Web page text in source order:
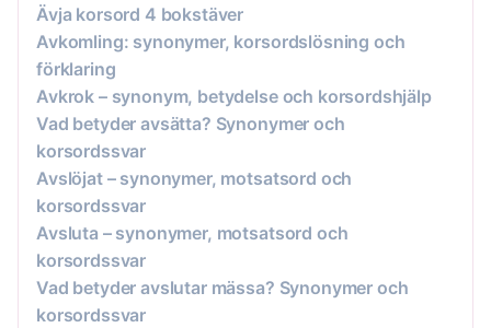
Ävja korsord 4 bokstäver
Avkomling: synonymer, korsordslösning och
förklaring
Avkrok – synonym, betydelse och korsordshjälp
Vad betyder avsätta? Synonymer och
korsordssvar
Avslöjat – synonymer, motsatsord och
korsordssvar
Avsluta – synonymer, motsatsord och
korsordssvar
Vad betyder avslutar mässa? Synonymer och
korsordssvar